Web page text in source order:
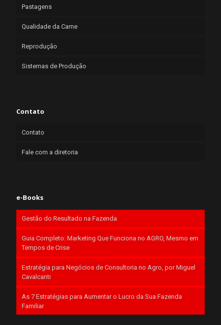
Pastagens
Qualidade da Carne
Reprodução
Sistemas de Produção
Contato
Contato
Fale com a diretoria
e-Books
Gestão do Resultado na Fazenda
Guia Completo: Marketing Que Funciona no AGRO, Mesmo em
Tempos de Crise
Estratégia para Negócios de Consultoria no Agro, por Miguel
Cavalcanti
As 7 Estratégias para Aumentar o Lucro da Sua Fazenda
Familiar